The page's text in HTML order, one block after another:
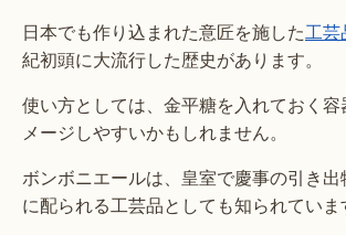
日本でも作り込まれた意匠を施した工芸
紀初頭に大流行した歴史があります。
使い方としては、金平糖を入れておく容
メージしやすいかもしれません。
ボンボニエールは、皇室で慶事の引き
に配られる工芸品としても知られていま